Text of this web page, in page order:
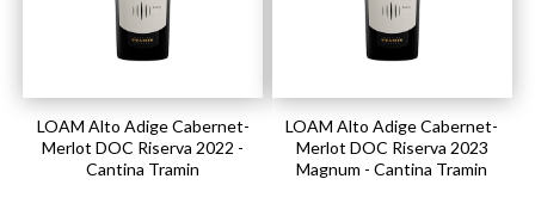
LOAM Alto Adige Cabernet-
Merlot DOC Riserva 2022 -
Cantina Tramin
LOAM Alto Adige Cabernet-
Merlot DOC Riserva 2023
Magnum - Cantina Tramin